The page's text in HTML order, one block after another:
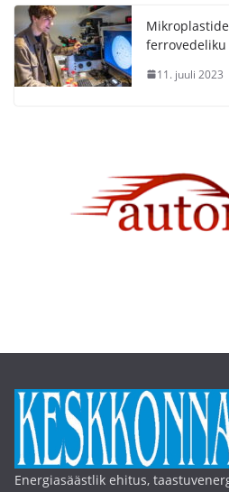
11. juuli 2023
Energiasäästlik ehitus,